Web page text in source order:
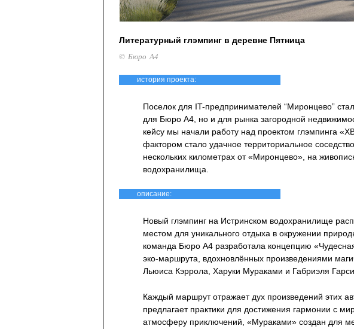
Литературный глэмпинг в деревне Пятница
© Бюро А4
история проекта:
Поселок для IT-предпринимателей “Миронцево”
для Бюро А4, но и для рынка загородной
кейсу мы начали работу над проектом глэмпинга
фактором стало удачное территориальное
нескольких километрах от «Миронцево», на
водохранилища.
описание:
Новый глэмпинг на Истринском водохранилище
местом для уникального отдыха в окружении
команда Бюро А4 разработала концепцию
эко-маршрута, вдохновлённых произведениями
Льюиса Кэррола, Харуки Мураками и Габриэля
Каждый маршрут отражает дух произведений этих
предлагает практики для достижения гармонии с
атмосферу приключений, «Мураками» создан для